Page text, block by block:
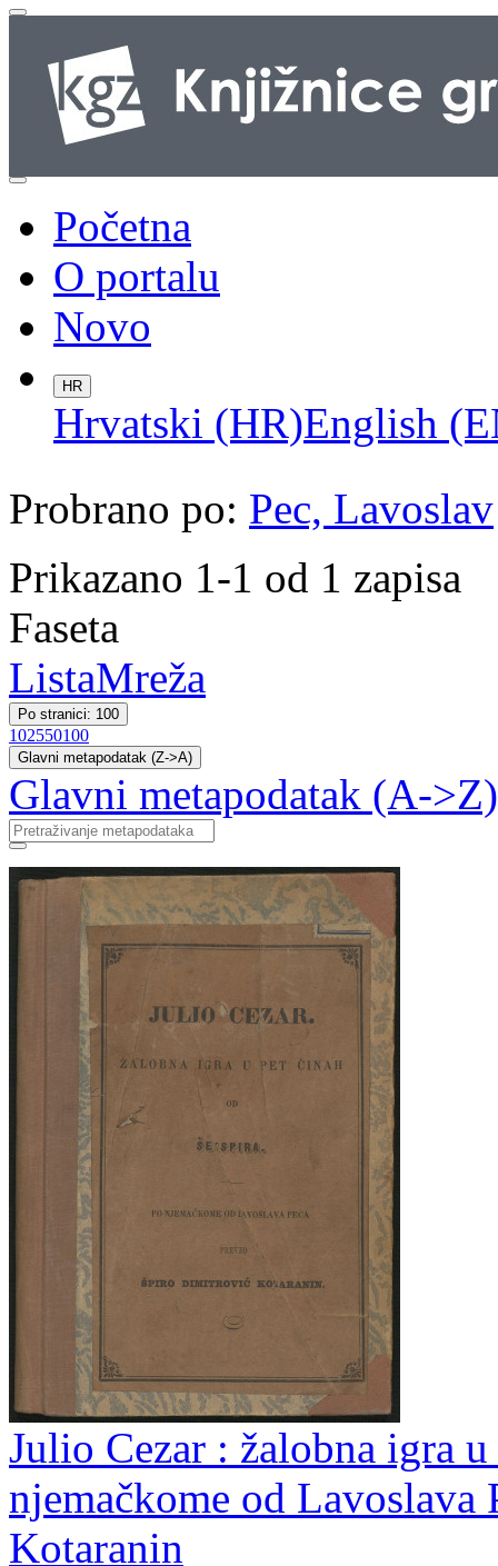
Početna
O portalu
Novo
HR
Hrvatski (HR)English
Probrano po: Pec, Lavoslav
Prikazano 1-1 od 1 zapisa
Faseta
ListaMreža
Po stranici: 100
102550100
Glavni metapodatak (Z->A)
Glavni metapodatak (A->Z)
Julio Cezar : žalobna igra
njemačkome od
Kotaranin